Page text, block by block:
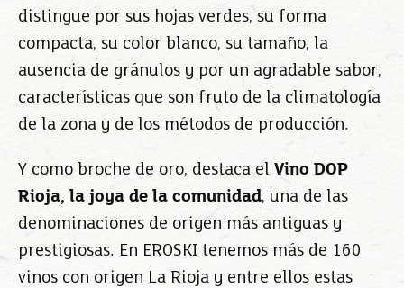
distingue por sus hojas verdes, su forma
compacta, su color blanco, su tamaño, la
ausencia de gránulos y por un agradable sabor,
características que son fruto de la climatología
de la zona y de los métodos de producción.
Y como broche de oro, destaca el Vino DOP
Rioja, la joya de la comunidad, una de las
denominaciones de origen más antiguas y
prestigiosas. En EROSKI tenemos más de 160
vinos con origen La Rioja y entre ellos estas